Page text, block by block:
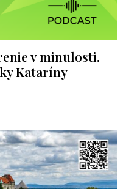
v minulosti.
Kataríny